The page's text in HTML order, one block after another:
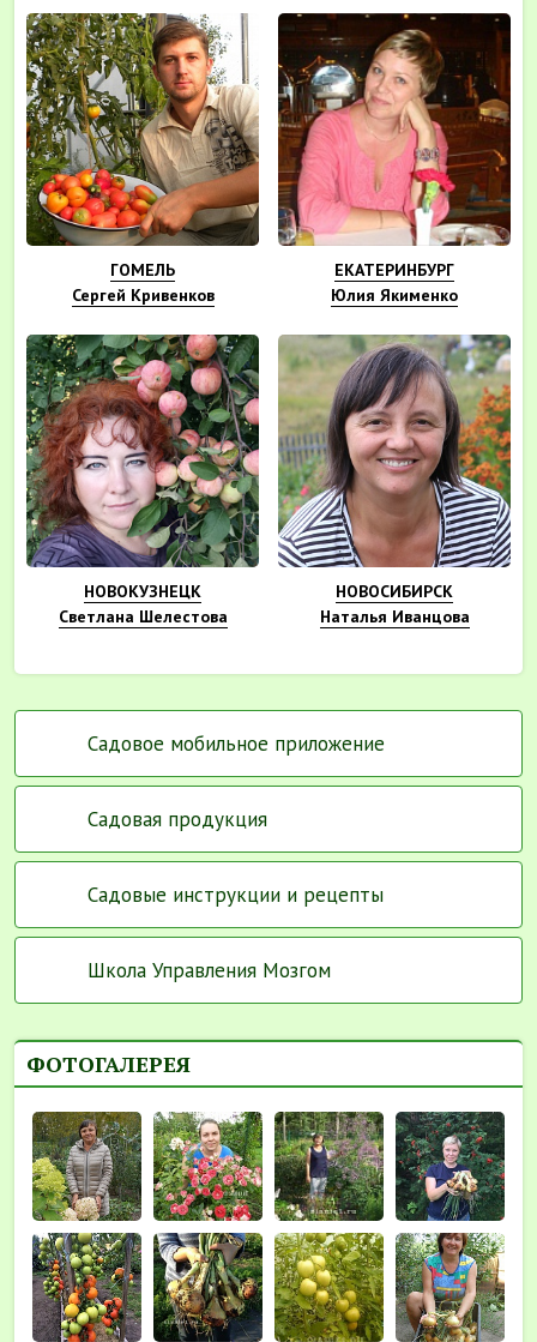
ГОМЕЛЬ
Сергей Кривенков
ЕКАТЕРИНБУРГ
Юлия Якименко
НОВОКУЗНЕЦК
Светлана Шелестова
НОВОСИБИРСК
Наталья Иванцова
Садовое мобильное приложение
Садовая продукция
Садовые инструкции и рецепты
Школа Управления Мозгом
ФОТОГАЛЕРЕЯ